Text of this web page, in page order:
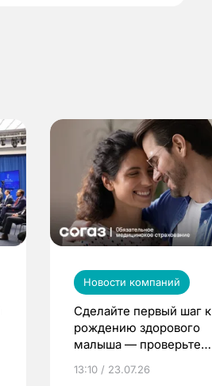
Новости компаний
Сделайте первый шаг к
рождению здорового
малыша — проверьте
по ОМС!
13:10 / 23.07.26